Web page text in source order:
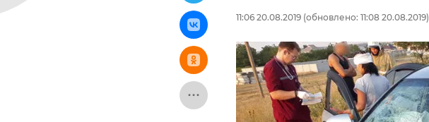
11:06 20.08.2019 (обновлено: 11:08 20.08.2019)